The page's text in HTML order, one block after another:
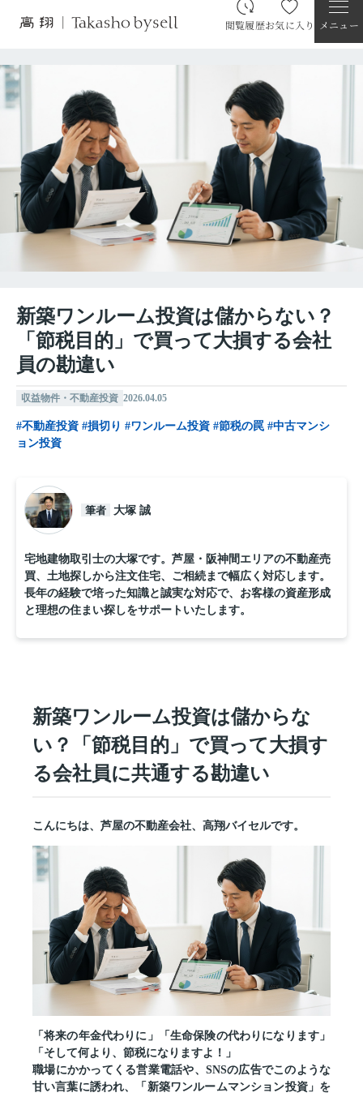
閲覧履歴お気に入り メニュー
新築ワンルーム投資は儲からない？
「節税目的」で買って大損する会社
員の勘違い
収益物件・不動産投資 2026.04.05
#不動産投資 #損切り #ワンルーム投資 #節税の罠 #中古マンシ
ョン投資
筆者 大塚 誠
宅地建物取引士の大塚です。芦屋・阪神間エリアの不動産売
買、土地探しから注文住宅、ご相続まで幅広く対応します。
長年の経験で培った知識と誠実な対応で、お客様の資産形成
と理想の住まい探しをサポートいたします。
新築ワンルーム投資は儲からな
い？「節税目的」で買って大損す
る会社員に共通する勘違い
こんにちは、芦屋の不動産会社、高翔バイセルです。
「将来の年金代わりに」「生命保険の代わりになります」
「そして何より、節税になりますよ！」
職場にかかってくる営業電話や、SNSの広告でこのような
甘い言葉に誘われ、
「新築ワンルームマンション投資」 を